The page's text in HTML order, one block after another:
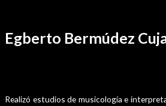
contenido
Egberto Bermúdez
Realizó estudios de musicología e